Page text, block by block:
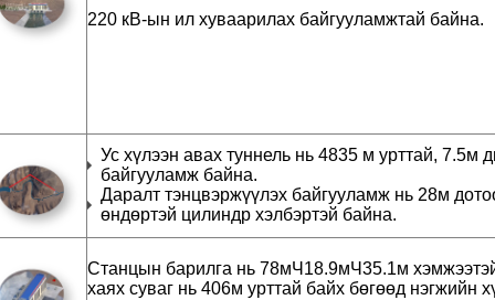
220 кВ-ын ил хуваарилах байгууламжтай байна.
Ус хүлээн авах туннель нь 4835 м урттай, 7.5м
байгууламж байна.
Даралт тэнцвэржүүлэх байгууламж нь 28м
өндөртэй цилиндр хэлбэртэй байна.
Станцын барилга нь 78мЧ18.9мЧ35.1м
хаях суваг нь 406м урттай байх бөгөөд нэгжийн